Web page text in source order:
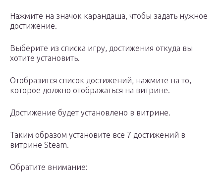
Нажмите на значок карандаша, чтобы задать нужное
достижение.
Выберите из списка игру, достижения откуда вы
хотите установить.
Отобразится список достижений, нажмите на то,
которое должно отображаться на витрине.
Достижение будет установлено в витрине.
Таким образом установите все 7 достижений в
витрине Steam.
Обратите внимание: